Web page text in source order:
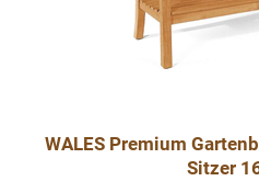
WALES Premium
Sitzer